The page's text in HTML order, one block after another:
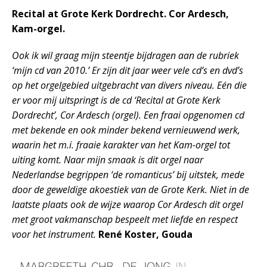
Recital at Grote Kerk Dordrecht. Cor Ardesch,
Kam-orgel.
Ook ik wil graag mijn steentje bijdragen aan de rubriek
‘mijn cd van 2010.’ Er zijn dit jaar weer vele cd’s en dvd’s
op het orgelgebied uitgebracht van divers niveau. Eén die
er voor mij uitspringt is de cd ‘Recital at Grote Kerk
Dordrecht’, Cor Ardesch (orgel). Een fraai opgenomen cd
met bekende en ook minder bekend vernieuwend werk,
waarin het m.i. fraaie karakter van het Kam-orgel tot
uiting komt. Naar mijn smaak is dit orgel naar
Nederlandse begrippen ‘de romanticus’ bij uitstek, mede
door de geweldige akoestiek van de Grote Kerk. Niet in de
laatste plaats ook de wijze waarop Cor Ardesch dit orgel
met groot vakmanschap bespeelt met liefde en respect
voor het instrument. René Koster, Gouda